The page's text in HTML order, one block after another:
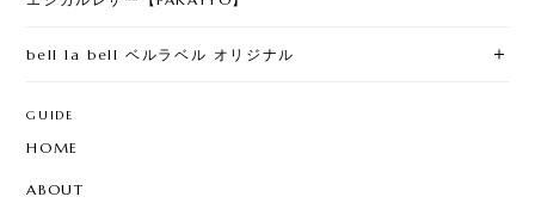
bell la bell ベルラベル オリジナル
GUIDE
HOME
ABOUT